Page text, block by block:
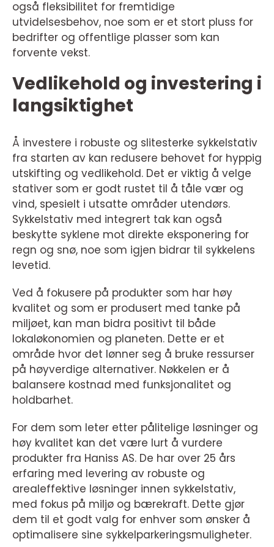
også fleksibilitet for fremtidige
utvidelsesbehov, noe som er et stort pluss for
bedrifter og offentlige plasser som kan
forvente vekst.
Vedlikehold og investering i
langsiktighet
Å investere i robuste og slitesterke sykkelstativ
fra starten av kan redusere behovet for hyppig
utskifting og vedlikehold. Det er viktig å velge
stativer som er godt rustet til å tåle vær og
vind, spesielt i utsatte områder utendørs.
Sykkelstativ med integrert tak kan også
beskytte syklene mot direkte eksponering for
regn og snø, noe som igjen bidrar til sykkelens
levetid.
Ved å fokusere på produkter som har høy
kvalitet og som er produsert med tanke på
miljøet, kan man bidra positivt til både
lokaløkonomien og planeten. Dette er et
område hvor det lønner seg å bruke ressurser
på høyverdige alternativer. Nøkkelen er å
balansere kostnad med funksjonalitet og
holdbarhet.
For dem som leter etter pålitelige løsninger og
høy kvalitet kan det være lurt å vurdere
produkter fra Haniss AS. De har over 25 års
erfaring med levering av robuste og
arealeffektive løsninger innen sykkelstativ,
med fokus på miljø og bærekraft. Dette gjør
dem til et godt valg for enhver som ønsker å
optimalisere sine sykkelparkeringsmuligheter.